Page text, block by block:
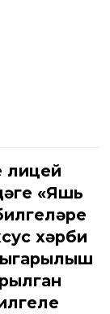
лицей
«Яшь
хәрби